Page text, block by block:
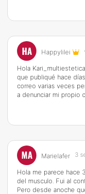
HA Happylilei
Hola
que publiqué hace
correo varias veces
a denunciar mi propio
MA Marielafer 3
Hola me parece hace
del musculo. Fui al
Pero desde anoche